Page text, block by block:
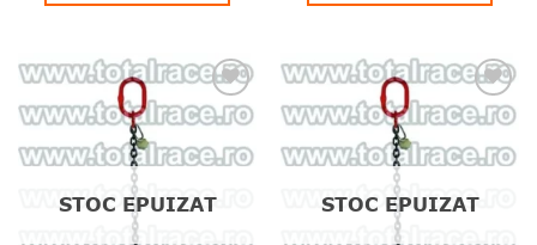
❤
Adauga
in
wishlist!
STOC EPUIZAT
❤
Adauga
in
wishlist!
STOC EPUIZAT